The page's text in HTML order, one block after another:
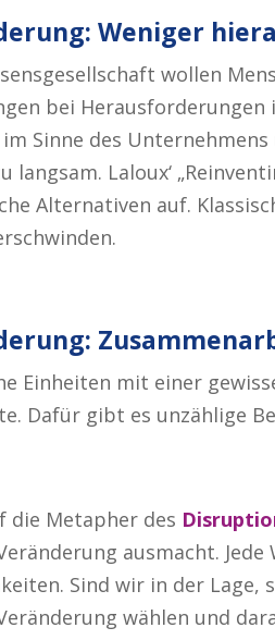
Weniger
wollen
bei
Sinne des
langsam. Laloux‘
Alternativen auf.
Einheiten mit einer
Dafür gibt es unzählige
die Metapher des
ausmacht.
Sind wir in der
wählen und